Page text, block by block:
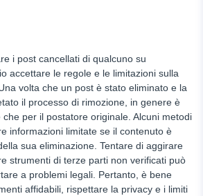
i post cancellati di qualcuno su
accettare le regole e le limitazioni sulla
volta che un post è stato eliminato e la
il processo di rimozione, in genere è
per il postatore originale. Alcuni metodi
informazioni limitate se il contenuto è
sua eliminazione. Tentare di aggirare
strumenti di terze parti non verificati può
a problemi legali. Pertanto, è bene
affidabili, rispettare la privacy e i limiti